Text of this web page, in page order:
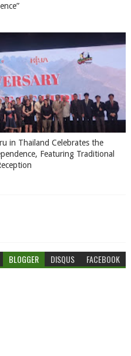
in Thailand Celebrates the
Featuring Traditional
BLOGGER DISQUS FACEBOOK